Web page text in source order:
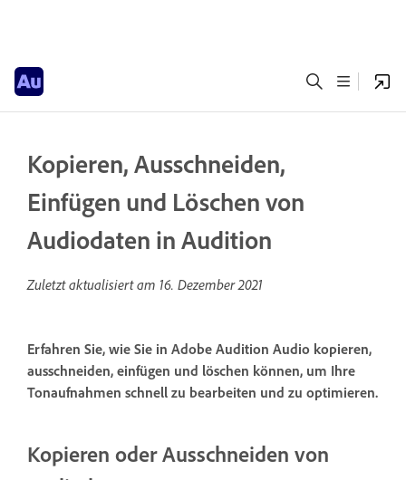
Kopieren, Ausschneiden,
Einfügen und Löschen von
Audiodaten in Audition
Zuletzt aktualisiert am 16. Dezember 2021
Erfahren Sie, wie Sie in Adobe Audition Audio kopieren,
ausschneiden, einfügen und löschen können, um Ihre
Tonaufnahmen schnell zu bearbeiten und zu optimieren.
Kopieren oder Ausschneiden von